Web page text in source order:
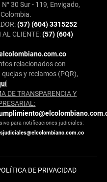
30 Sur - 119, Envigado,
(57) (604) 3315252
AL CLIENTE:(57) (604)
relacionados con
quejas y reclamos (PQR),
DE TRANSPARENCIA Y
para notificaciones judiciales:
DE PRIVACIDAD